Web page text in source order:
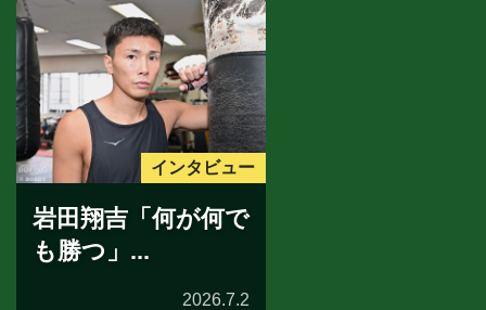
インタビュー
岩田翔吉「何が何で
も勝つ」...
2026.7.2